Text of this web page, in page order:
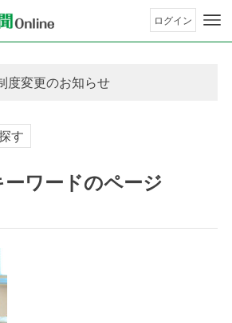
ログイン
度変更のお知らせ
度変更のお知らせ
新聞 無料会員の皆様へ閲覧本数変更
す
ーワードのページ